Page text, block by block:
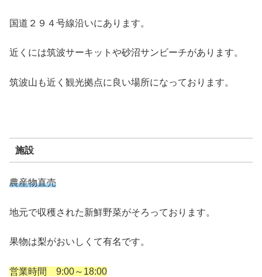
国道２９４号線沿いにあります。
近くには筑波サーキットや砂沼サンビーチがあります。
筑波山も近く観光拠点に良い場所になっております。
施設
農産物直売
地元で収穫された新鮮野菜がそろっております。
果物は梨がおいしくて有名です。
営業時間 9:00～18:00